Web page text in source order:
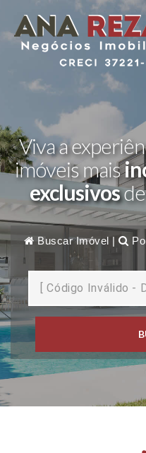
Viva a
imóveis mais
exclusivosde
Buscar Imóvel |